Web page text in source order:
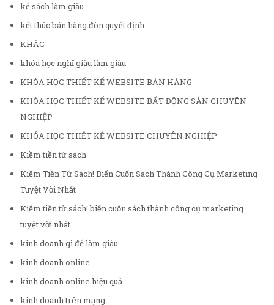
kế sách làm giàu
kết thúc bán hàng đòn quyết định
KHÁC
khóa học nghĩ giàu làm giàu
KHÓA HỌC THIẾT KẾ WEBSITE BÁN HÀNG
KHÓA HỌC THIẾT KẾ WEBSITE BẤT ĐỘNG SẢN CHUYÊN
NGHIỆP
KHÓA HỌC THIẾT KẾ WEBSITE CHUYÊN NGHIỆP
Kiềm tiền từ sách
Kiếm Tiền Từ Sách! Biến Cuốn Sách Thành Công Cụ Marketing
Tuyệt Vời Nhất
Kiếm tiền từ sách! biến cuốn sách thành công cụ marketing
tuyệt vời nhất
kinh doanh gì để làm giàu
kinh doanh online
kinh doanh online hiệu quả
kinh doanh trên mạng